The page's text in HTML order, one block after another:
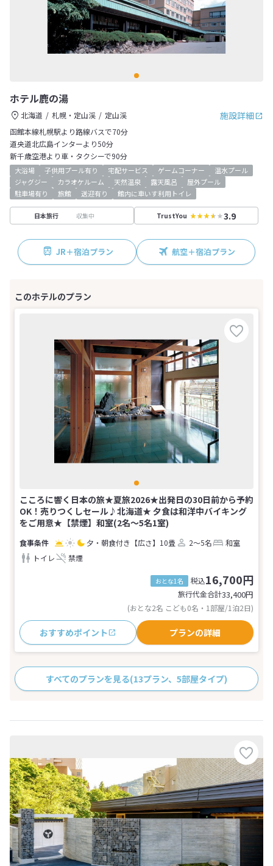
ホテル鹿の湯
施設詳細
北海道 札幌・定山渓
定山渓
函館本線札幌駅より路線バスで70分
道央道北広島インターより50分
新千歳空港より車・タクシーで90分
大浴場 子供用プール有り 宅配サービス ゲームコーナー
温水プール
ジャグジー
カラオケルーム 天然温泉 露天風呂
屋外プール
駐車場有り
旅館 送迎有り 館内に車いす利用トイレ
日本旅行 収集中 TrustYou 3.9
JR＋宿泊プラン 航空＋宿泊プラン
こころに響く日本の旅★夏旅2026★出発日の30日前から予約
OK！売りつくしセール♪北海道★ 夕食は和洋中バイキング
をご用意★【禁煙】和室(2名～5名1室)
夕・朝食付き 【広さ】10畳 2～5名
和室
トイレ
禁煙
おとな1名 税込16,700円
旅行代金合計33,400円
(おとな2名 こども0名・1部屋/1泊2日)
おすすめポイント プランの詳細
すべてのプランを見る(13プラン、5部屋タイプ)